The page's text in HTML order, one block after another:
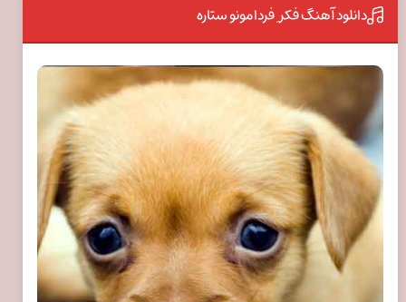
دانلود آهنگ فکر ِ فردامونو ستاره